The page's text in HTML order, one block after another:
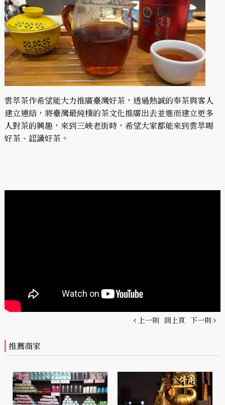
雲萃茶作希望能大力推廣臺灣好茶，透過熱誠的奉茶與客人
建立連結，將臺灣最純樸的茶文化推廣出去並進而建立更多
人對茶的興趣，來到三峽老街時，希望大家都能來到雲萃喝
好茶、認識好茶。
上一則 回上頁 下一則
推薦商家